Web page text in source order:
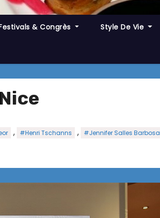
& Congrès Style De Vie
, #Henri Tschanns , #Jennifer Salles Barbosa